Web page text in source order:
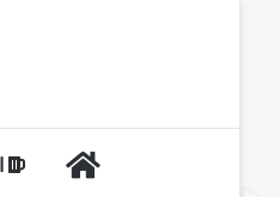
الرئيسية